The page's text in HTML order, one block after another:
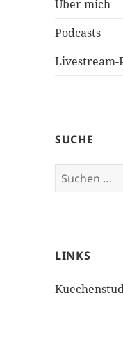
Über mich
Podcasts
SUCHE
Suchen
nach:
LINKS